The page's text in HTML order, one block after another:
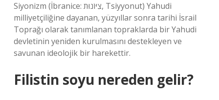
Siyonizm (İbranice: צִיּוֹנוּת, Tsiyyonut) Yahudi
milliyetçiliğine dayanan, yüzyıllar sonra tarihi İsrail
Toprağı olarak tanımlanan topraklarda bir Yahudi
devletinin yeniden kurulmasını destekleyen ve
savunan ideolojik bir harekettir.
Filistin soyu nereden gelir?